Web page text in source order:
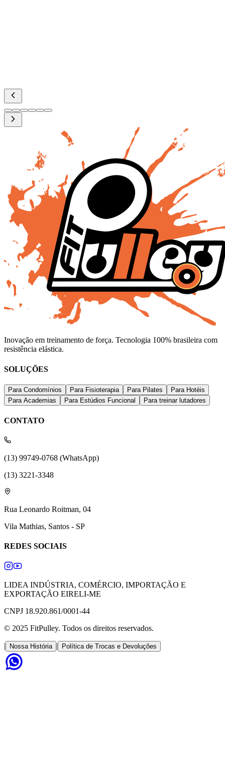
Inovação em treinamento de força. Tecnologia 100% brasileira com
resistência elástica.
SOLUÇÕES
Para Condomínios Para Fisioterapia Para Pilates
Para Hotéis
Para Academias
Para Estúdios Funcional Para treinar lutadores
CONTATO
(13) 99749-0768 (WhatsApp)
(13) 3221-3348
Rua Leonardo Roitman, 04
Vila Mathias, Santos - SP
REDES SOCIAIS
LIDEA INDÚSTRIA, COMÉRCIO, IMPORTAÇÃO E
EXPORTAÇÃO EIRELI-ME
CNPJ 18.920.861/0001-44
© 2025 FitPulley. Todos os direitos reservados.
| Nossa História | Política de Trocas e Devoluções